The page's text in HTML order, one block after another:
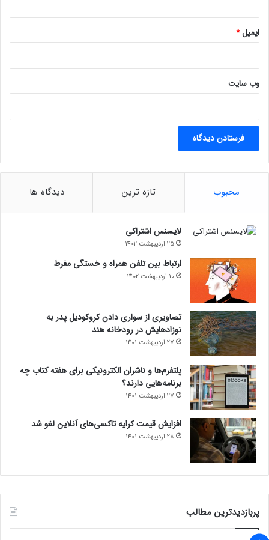
ایمیل*
وب‌ سایت
محبوب تازه ترین دیدگاه ها
لایسنس اشتراکی
25 اردیبهشت 1402
ارتباط بین تلفن همراه و خستگی مفرط
10 اردیبهشت 1402
تصاویری از سواری دادن کروکودیل پدر به
نوزادهایش در رودخانه هند
27 اردیبهشت 1401
پلتفرم‌ها و ناشران الکترونیکی برای هفته کتاب چه
برنامه‌هایی دارند؟
27 اردیبهشت 1401
افزایش قیمت کرایه تاکسی‌های آنلاین لغو شد
28 اردیبهشت 1401
پربازدیدترین مطالب